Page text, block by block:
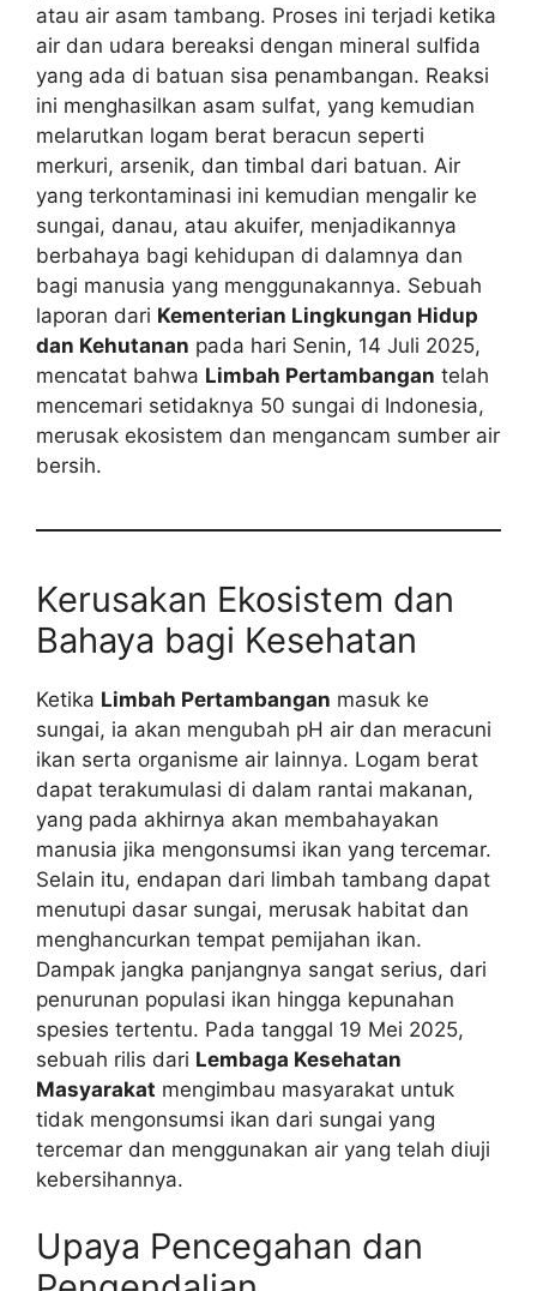
atau air asam tambang. Proses ini terjadi ketika
air dan udara bereaksi dengan mineral sulfida
yang ada di batuan sisa penambangan. Reaksi
ini menghasilkan asam sulfat, yang kemudian
melarutkan logam berat beracun seperti
merkuri, arsenik, dan timbal dari batuan. Air
yang terkontaminasi ini kemudian mengalir ke
sungai, danau, atau akuifer, menjadikannya
berbahaya bagi kehidupan di dalamnya dan
bagi manusia yang menggunakannya. Sebuah
laporan dari Kementerian Lingkungan Hidup
dan Kehutanan pada hari Senin, 14 Juli 2025,
mencatat bahwa Limbah Pertambangan telah
mencemari setidaknya 50 sungai di Indonesia,
merusak ekosistem dan mengancam sumber air
bersih.
Kerusakan Ekosistem dan
Bahaya bagi Kesehatan
Ketika Limbah Pertambangan masuk ke
sungai, ia akan mengubah pH air dan meracuni
ikan serta organisme air lainnya. Logam berat
dapat terakumulasi di dalam rantai makanan,
yang pada akhirnya akan membahayakan
manusia jika mengonsumsi ikan yang tercemar.
Selain itu, endapan dari limbah tambang dapat
menutupi dasar sungai, merusak habitat dan
menghancurkan tempat pemijahan ikan.
Dampak jangka panjangnya sangat serius, dari
penurunan populasi ikan hingga kepunahan
spesies tertentu. Pada tanggal 19 Mei 2025,
sebuah rilis dari Lembaga Kesehatan
Masyarakat mengimbau masyarakat untuk
tidak mengonsumsi ikan dari sungai yang
tercemar dan menggunakan air yang telah diuji
kebersihannya.
Upaya Pencegahan dan